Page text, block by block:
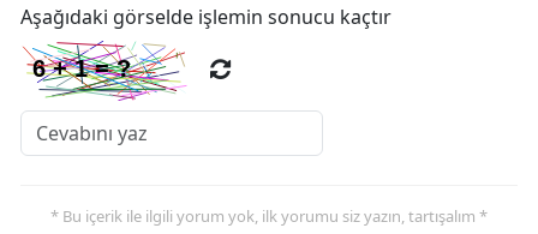
Aşağıdaki görselde işlemin sonucu kaçtır
* Bu içerik ile ilgili yorum yok, ilk yorumu siz yazın, tartışalım *